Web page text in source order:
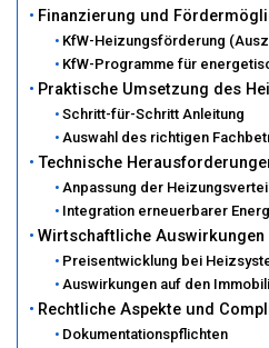
Finanzierung und
KfW-Heizungsförderung
KfW-Programme für
Praktische Umsetzung des
Schritt-für-Schritt Anleitung
Auswahl des richtigen
Technische
Anpassung der
Integration erneuerbarer
Wirtschaftliche Auswirkungen
Preisentwicklung bei
Auswirkungen auf den
Rechtliche Aspekte und
Dokumentationspflichten